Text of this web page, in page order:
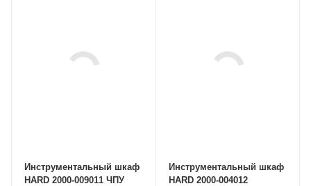
Инструментальный шкаф
HARD 2000-009011 ЧПУ
Инструментальный шкаф
HARD 2000-004012